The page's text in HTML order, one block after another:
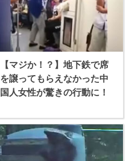
【マジか！？】地下鉄で席
を譲ってもらえなかった中
国人女性が驚きの行動に！